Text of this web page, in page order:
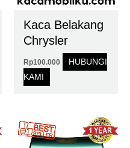
Kaca Belakang
Chrysler
Rp100.000
HUBUNGI
KAMI